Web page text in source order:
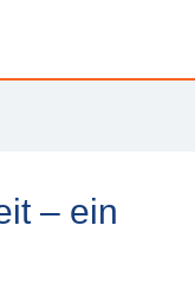
– ein